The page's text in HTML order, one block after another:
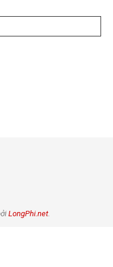
LongPhi.net.